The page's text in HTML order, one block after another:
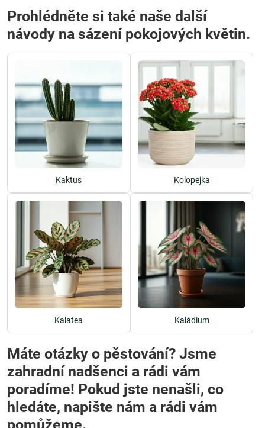
Prohlédněte si také naše další
návody na sázení pokojových květin.
Kaktus Kolopejka
Kalatea Kaládium
Máte otázky o pěstování? Jsme
zahradní nadšenci a rádi vám
poradíme! Pokud jste nenašli, co
hledáte, napište nám a rádi vám